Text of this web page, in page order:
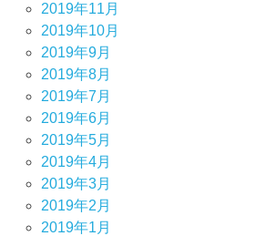
2019年11月
2019年10月
2019年9月
2019年8月
2019年7月
2019年6月
2019年5月
2019年4月
2019年3月
2019年2月
2019年1月